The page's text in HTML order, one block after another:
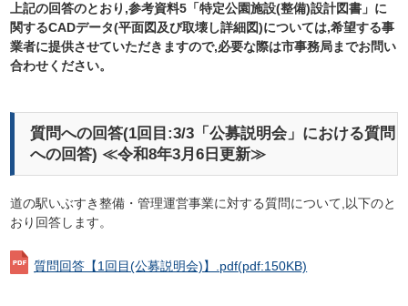
上記の回答のとおり,参考資料5「特定公園施設(整備)設計図書」に
関するCADデータ(平面図及び取壊し詳細図)については,希望する事
業者に提供させていただきますので,必要な際は市事務局までお問い
合わせください。
質問への回答(1回目:3/3「公募説明会」における質問
への回答) ≪令和8年3月6日更新≫
道の駅いぶすき整備・管理運営事業に対する質問について,以下のと
おり回答します。
質問回答【1回目(公募説明会)】.pdf(pdf:150KB)